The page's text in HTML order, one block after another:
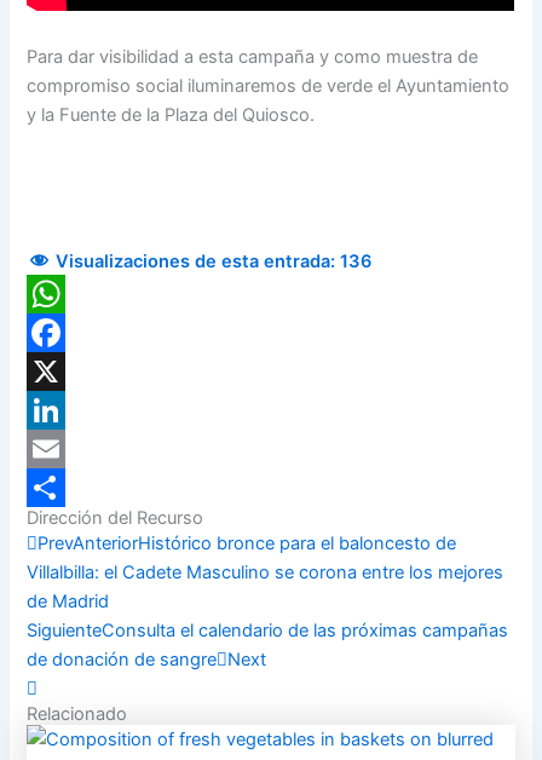
Para dar visibilidad a esta campaña y como muestra de
compromiso social iluminaremos de verde el Ayuntamiento
y la Fuente de la Plaza del Quiosco.
Visualizaciones de esta entrada: 136
WhatsApp
Facebook
X
LinkedIn
Email
Compartir
Dirección del Recurso
PrevAnteriorHistórico bronce para el baloncesto de
Villalbilla: el Cadete Masculino se corona entre los mejores
de Madrid
SiguienteConsulta el calendario de las próximas campañas
de donación de sangre Next
Relacionado